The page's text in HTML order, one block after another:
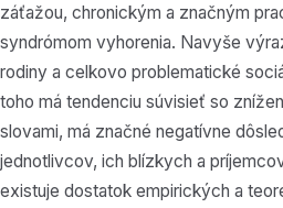
záťažou, chronickým a značným
syndrómom vyhorenia. Navyše
rodiny a celkovo problematické
toho má tendenciu súvisieť so
slovami, má značné negatívne
jednotlivcov, ich blízkych a
existuje dostatok empirických a